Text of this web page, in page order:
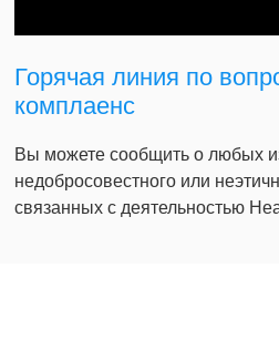
Горячая линия по
комплаенс
Вы можете сообщить о любых
недобросовестного или
связанных с деятельностью